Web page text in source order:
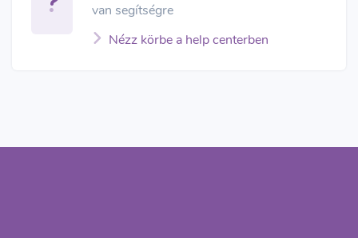
van segítségre
Nézz körbe a help centerben